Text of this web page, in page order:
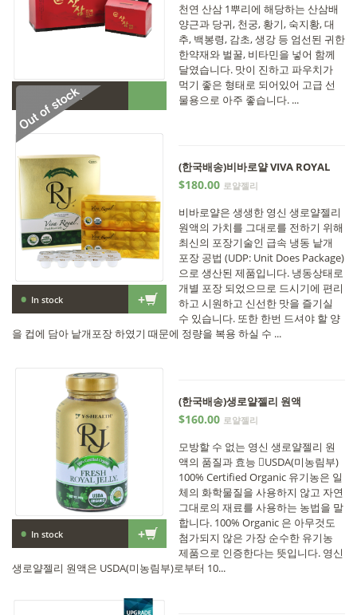
Out of stock
천연 산삼 1뿌리에 해당하는 산삼배
양근과 당귀, 천궁, 황기, 숙지황, 대
추, 백봉령, 감초, 생강 등 엄선된 귀한
한약재와 벌꿀, 비타민을 넣어 함께
달였습니다. 맛이 진하고 파우치가
먹기 좋은 형태로 되어있어 고급 선
물용으로 아주 좋습니다. ...
+
• In stock
(한국배송)비바로얄 VIVA ROYAL
$180.00 로얄젤리
비바로얄은 생생한 영신 생로얄젤리
원액의 가치를 그대로를 전하기 위해
최신의 포장기술인 급속 냉동 낱개
포장 공법 (UDP: Unit Does Package)
으로 생산된 제품입니다. 냉동상태로
개별 포장 되었으므로 드시기에 편리
하고 시원하고 신선한 맛을 즐기실
수 있습니다. 또한 한번 드셔야 할 양
을 컵에 담아 낱개포장 하였기 때문에 정량을 복용 하실 수 ...
+
• In stock
(한국배송)생로얄젤리 원액
$160.00 로얄젤리
모방할 수 없는 영신 생로얄젤리 원
액의 품질과 효능 USDA(미농림부)
100% Certified Organic 유기농은 일
체의 화학물질을 사용하지 않고 자연
그대로의 재료를 사용하는 농법을 말
합니다. 100% Organic 은 아무것도
첨가되지 않은 가장 순수한 유기농
제품으로 인증한다는 뜻입니다. 영신
생로얄젤리 원액은 USDA(미농림부)로부터 10...